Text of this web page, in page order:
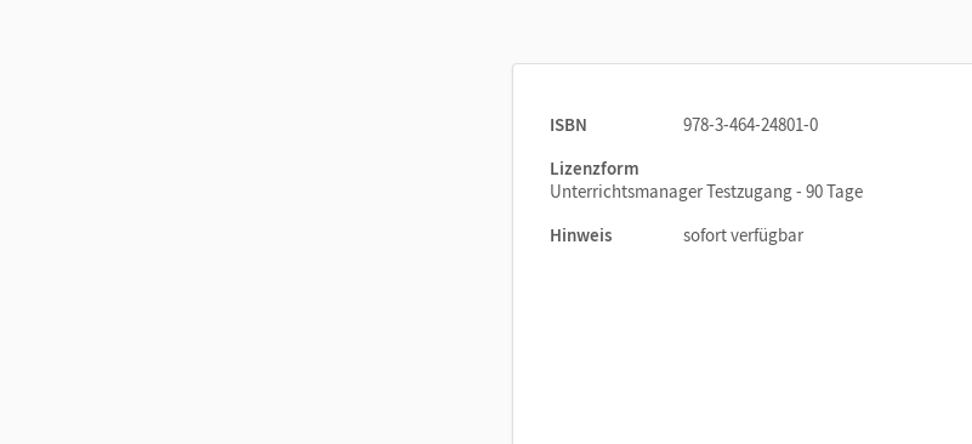
ISBN
978-3-464-24801-0
Lizenzform
Unterrichtsmanager Testzugang - 90 Tage
Hinweis
sofort verfügbar